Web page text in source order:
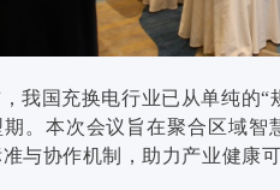
我国充换电行业已从单纯的“
期。本次会议旨在聚合区域智
与协作机制，助力产业健康可